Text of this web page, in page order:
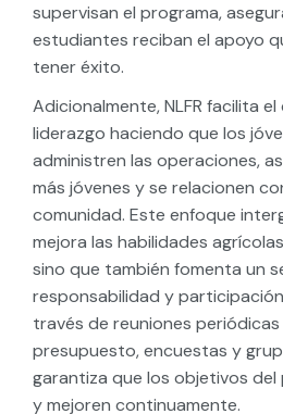
supervisan el programa,
estudiantes reciban el apoyo
tener éxito.
Adicionalmente, NLFR facilita
liderazgo haciendo que los
administren las operaciones,
más jóvenes y se relacionen
comunidad. Este enfoque
mejora las habilidades
sino que también fomenta un
responsabilidad y
través de reuniones
presupuesto, encuestas y
garantiza que los objetivos del
y mejoren continuamente.